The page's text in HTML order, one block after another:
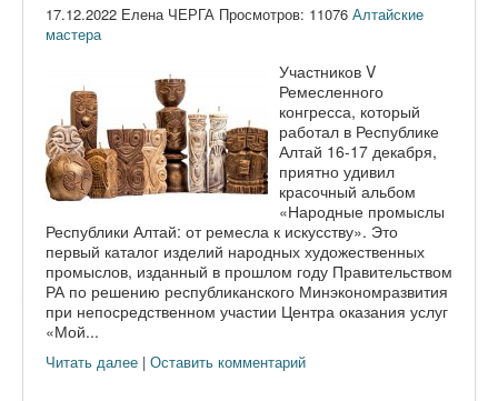
17.12.2022 Елена ЧЕРГА Просмотров: 11076 Алтайские
мастера
Участников V
Ремесленного
конгресса, который
работал в Республике
Алтай 16-17 декабря,
приятно удивил
красочный альбом
«Народные промыслы
Республики Алтай: от ремесла к искусству». Это
первый каталог изделий народных художественных
промыслов, изданный в прошлом году Правительством
РА по решению республиканского Минэкономразвития
при непосредственном участии Центра оказания услуг
«Мой...
Читать далее | Оставить комментарий